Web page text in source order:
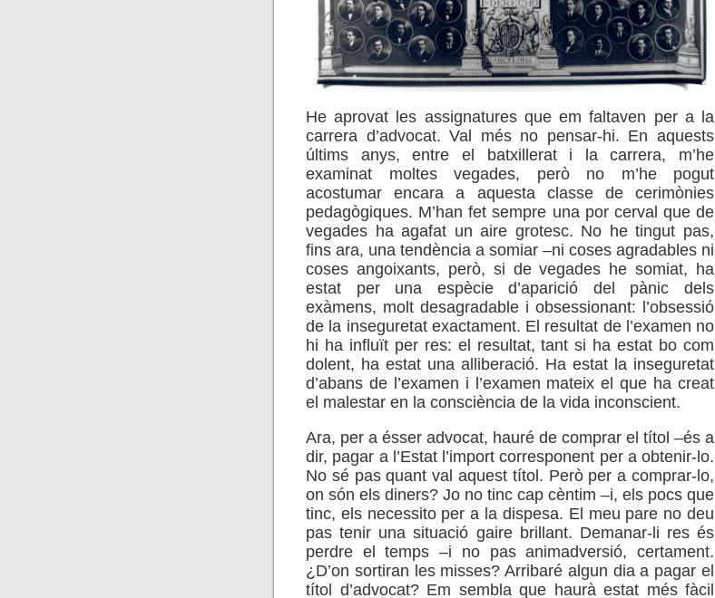
He aprovat les assignatures que em faltaven per a la
carrera d’advocat. Val més no pensar-hi. En aquests
últims anys, entre el batxillerat i la carrera, m’he
examinat moltes vegades, però no m’he pogut
acostumar encara a aquesta classe de cerimònies
pedagògiques. M’han fet sempre una por cerval que de
vegades ha agafat un aire grotesc. No he tingut pas,
fins ara, una tendència a somiar –ni coses agradables ni
coses angoixants, però, si de vegades he somiat, ha
estat per una espècie d’aparició del pànic dels
exàmens, molt desagradable i obsessionant: l’obsessió
de la inseguretat exactament. El resultat de l’examen no
hi ha influït per res: el resultat, tant si ha estat bo com
dolent, ha estat una alliberació. Ha estat la inseguretat
d’abans de l’examen i l’examen mateix el que ha creat
el malestar en la consciència de la vida inconscient.
Ara, per a ésser advocat, hauré de comprar el títol –és a
dir, pagar a l’Estat l’import corresponent per a obtenir-lo.
No sé pas quant val aquest títol. Però per a comprar-lo,
on són els diners? Jo no tinc cap cèntim –i, els pocs que
tinc, els necessito per a la dispesa. El meu pare no deu
pas tenir una situació gaire brillant. Demanar-li res és
perdre el temps –i no pas animadversió, certament.
¿D’on sortiran les misses? Arribaré algun dia a pagar el
títol d’advocat? Em sembla que haurà estat més fàcil